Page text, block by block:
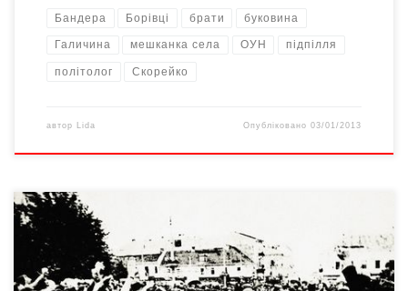
Бандера Борівці брати буковина
Галичина мешканка села ОУН підпілля
політолог Скорейко
автор Lida Опубліковано03/01/2013
Продовжуємо серію публікацій, присвячених участі
колишнього Союзу в Другій Світовій війні. У нашому проекті